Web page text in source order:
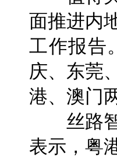
面推进内
工作报告
庆、东莞
港、澳门
丝路智
表示，粤